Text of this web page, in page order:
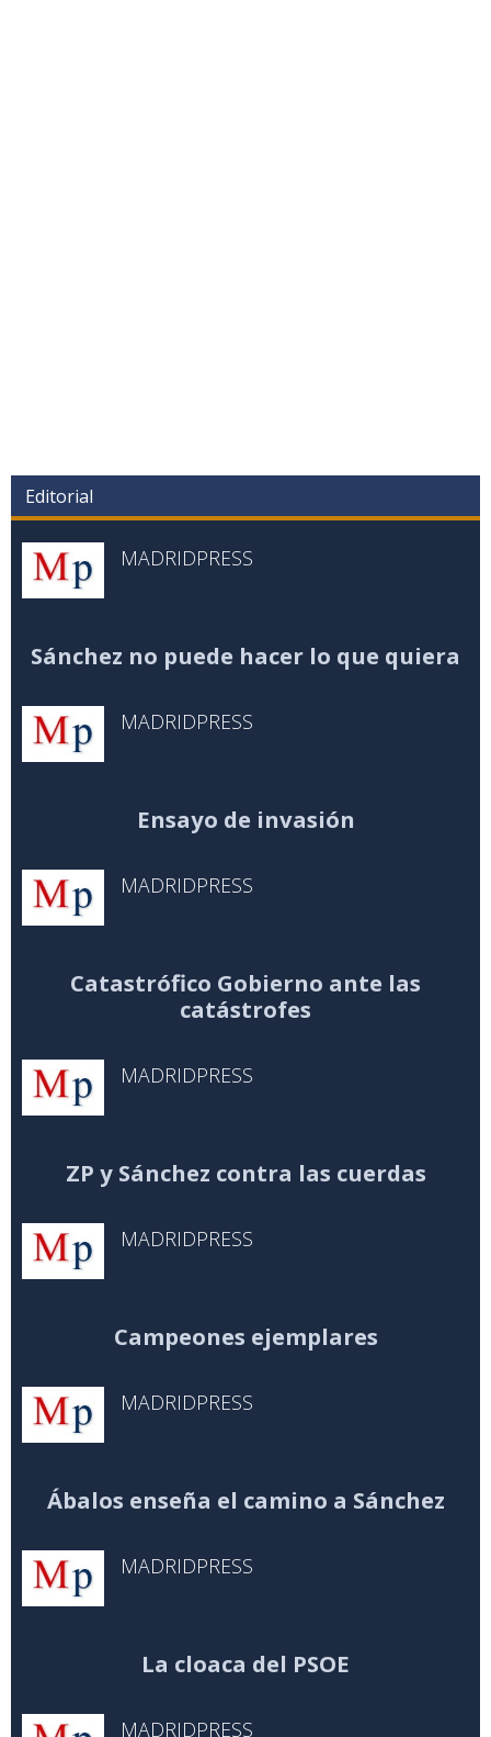
Editorial
MADRIDPRESS
Sánchez no puede hacer lo que quiera
MADRIDPRESS
Ensayo de invasión
MADRIDPRESS
Catastrófico Gobierno ante las
catástrofes
MADRIDPRESS
ZP y Sánchez contra las cuerdas
MADRIDPRESS
Campeones ejemplares
MADRIDPRESS
Ábalos enseña el camino a Sánchez
MADRIDPRESS
La cloaca del PSOE
MADRIDPRESS